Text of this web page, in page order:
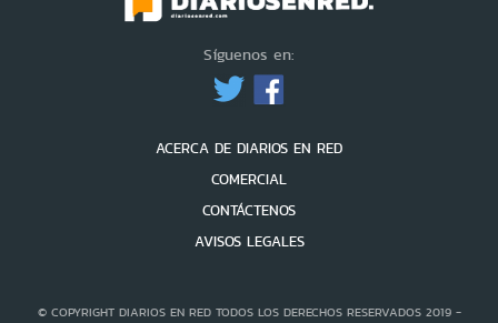
Síguenos en:
ACERCA DE DIARIOS EN RED
COMERCIAL
CONTÁCTENOS
AVISOS LEGALES
© COPYRIGHT DIARIOS EN RED TODOS LOS DERECHOS RESERVADOS 2019 -